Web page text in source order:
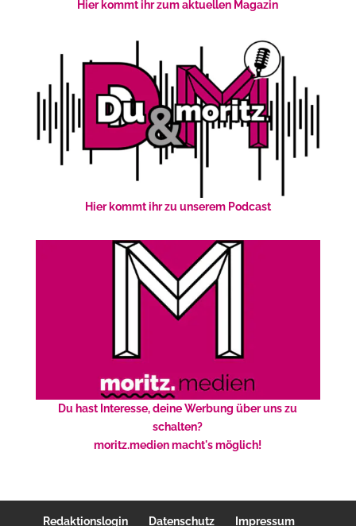
Hier kommt ihr zum aktuellen Magazin
Hier kommt ihr zu unserem Podcast
Du hast Interesse, deine Werbung über uns zu
schalten?
moritz.medien macht's möglich!
Redaktionslogin Datenschutz Impressum